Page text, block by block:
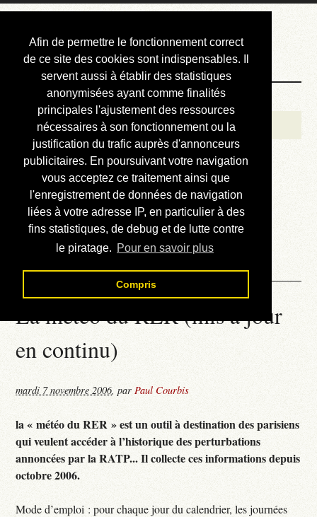
Afin de permettre le fonctionnement correct
de ce site des cookies sont indispensables. Il
servent aussi à établir des statistiques
anonymisées ayant comme finalités
principales l'ajustement des ressources
nécessaires à son fonctionnement ou la
justification du trafic auprès d'annonceurs
publicitaires. En poursuivant votre navigation
vous acceptez ce traitement ainsi que
l'enregistrement de données de navigation
liées à votre adresse IP, en particulier à des
fins statistiques, de debug et de lutte contre
le piratage. Pour en savoir plus
Compris
Courbis, « LE »
Blog Officiel
Bienvenue
Réalisations
Divers (et d’été)
Annonces
Liens externes
Téléchargement
Contact
La météo du RER (mis à jour
en continu)
mardi 7 novembre 2006,parPaul Courbis
la « météo du RER » est un outil à destination des parisiens
qui veulent accéder à l’historique des perturbations
annoncées par la RATP... Il collecte ces informations depuis
octobre 2006.
Mode d’emploi : pour chaque jour du calendrier, les journées